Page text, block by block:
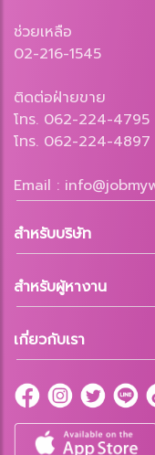
ช่วยเหลือ
02-216-1545
ติดต่อฝ่ายขาย
โทร. 062-224-4795
โทร. 062-224-
Email :
สำหรับบริษัท
สำหรับผู้หางาน
เกี่ยวกับเรา